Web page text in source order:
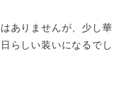
ありませんが、少し華
らしい装いになるでし